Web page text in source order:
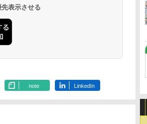
表示させる
note LinkedIn